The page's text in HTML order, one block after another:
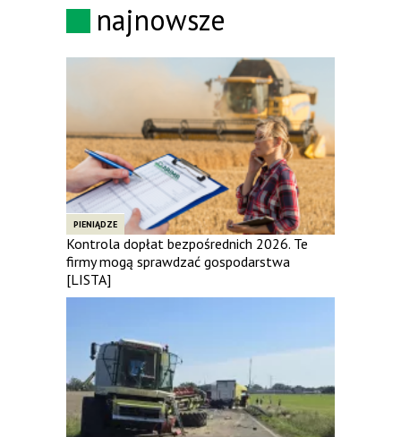
najnowsze
PIENIĄDZE
Kontrola dopłat bezpośrednich 2026. Te
firmy mogą sprawdzać gospodarstwa
[LISTA]